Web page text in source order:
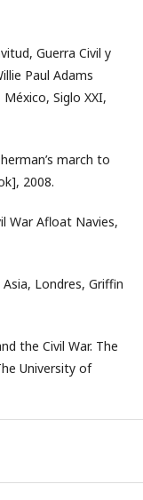
Guerra Civil y
Paul Adams
Siglo XXI,
march to
2008.
War Afloat Navies,
Londres, Griffin
the Civil War. The
University of